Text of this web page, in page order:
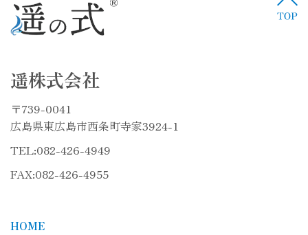
遥株式会社
〒739-0041
広島県東広島市西条町寺家3924-1
TEL:082-426-4949
FAX:082-426-4955
HOME